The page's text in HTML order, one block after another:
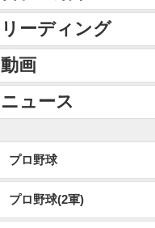
リーディング
動画
ニュース
プロ野球
プロ野球(2軍)